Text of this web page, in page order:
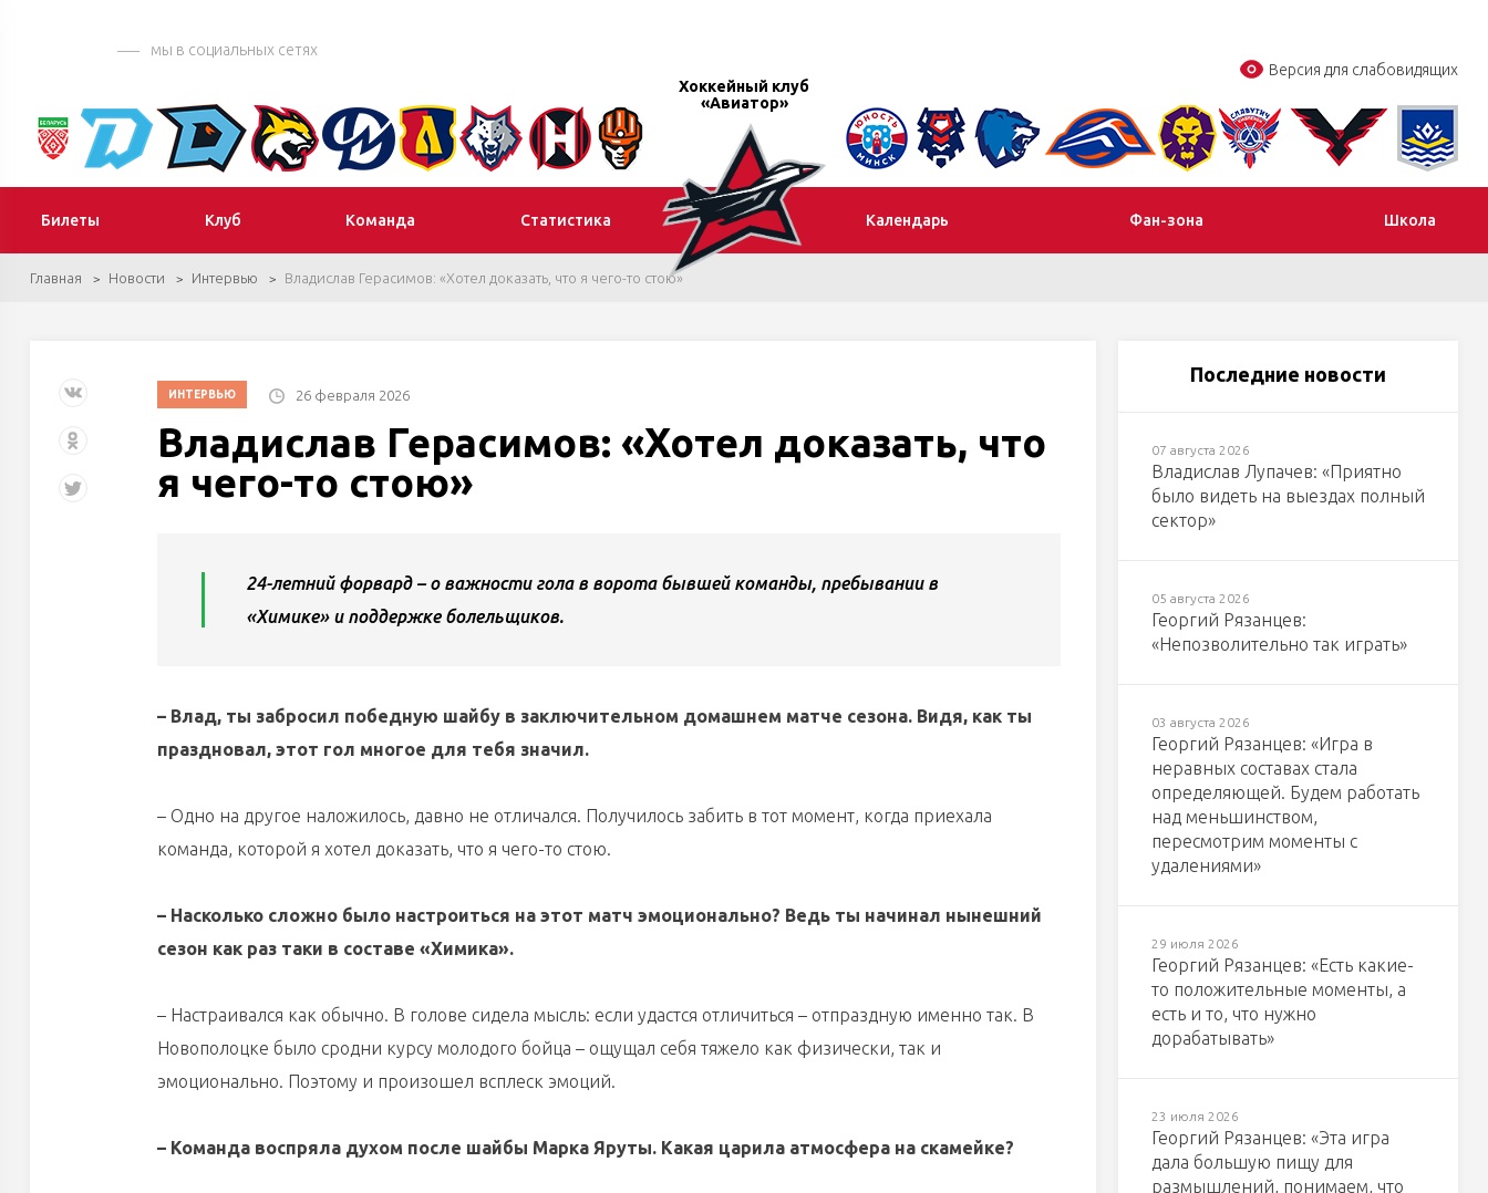
мы в социальных сетях
Версия для слабовидящих
Хоккейный клуб
«Авиатор»
Билеты Клуб Команда Статистика Календарь Фан-зона Школа
Главная Новости Интервью Владислав Герасимов: «Хотел доказать, что я чего-то стою»
ИНТЕРВЬЮ 26 февраля 2026
Владислав Герасимов: «Хотел доказать, что
я чего-то стою»
24-летний форвард – о важности гола в ворота бывшей команды, пребывании в
«Химике» и поддержке болельщиков.
– Влад, ты забросил победную шайбу в заключительном домашнем матче сезона. Видя, как ты
праздновал, этот гол многое для тебя значил.
– Одно на другое наложилось, давно не отличался. Получилось забить в тот момент, когда приехала
команда, которой я хотел доказать, что я чего-то стою.
– Насколько сложно было настроиться на этот матч эмоционально? Ведь ты начинал нынешний
сезон как раз таки в составе «Химика».
– Настраивался как обычно. В голове сидела мысль: если удастся отличиться – отпраздную именно так. В
Новополоцке было сродни курсу молодого бойца – ощущал себя тяжело как физически, так и
эмоционально. Поэтому и произошел всплеск эмоций.
– Команда воспряла духом после шайбы Марка Яруты. Какая царила атмосфера на скамейке?
Последние новости
07 августа 2026
Владислав Лупачев: «Приятно
было видеть на выездах полный
сектор»
05 августа 2026
Георгий Рязанцев:
«Непозволительно так играть»
03 августа 2026
Георгий Рязанцев: «Игра в
неравных составах стала
определяющей. Будем работать
над меньшинством,
пересмотрим моменты с
удалениями»
29 июля 2026
Георгий Рязанцев: «Есть какие-
то положительные моменты, а
есть и то, что нужно
дорабатывать»
23 июля 2026
Георгий Рязанцев: «Эта игра
дала большую пищу для
размышлений, понимаем, что